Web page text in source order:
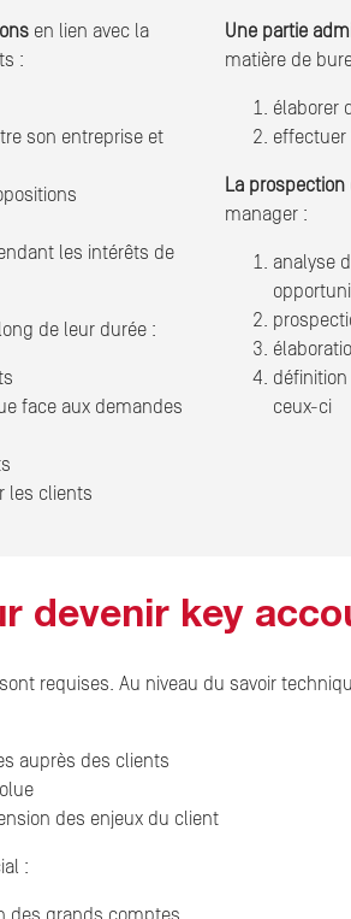
en lien avec la
:
son entreprise et
les intérêts de
de leur durée :
face aux demandes
les clients
Une partie
matière de
élaborer
La
manager :
analyse
ceux-ci
devenir key
requises. Au niveau du savoir
auprès des clients
des enjeux du client
: